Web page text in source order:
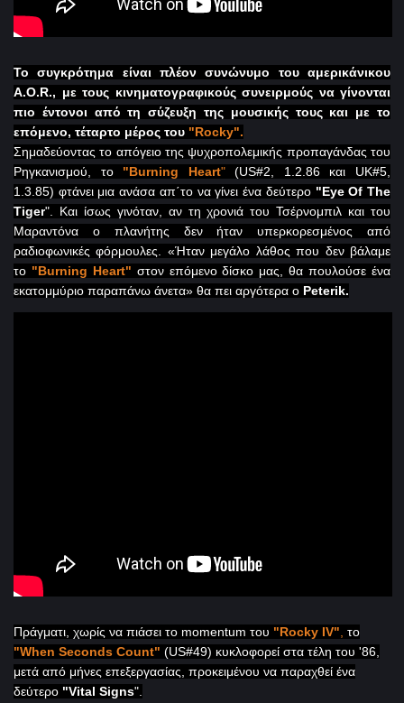
To
συγκρότημα είναι πλέον συνώνυμο του αμερικάνικου
A.O.R., με τους κινηματογραφικούς συνειρμούς να γίνονται
πιο έντονοι από τη σύζευξη της μουσικής τους και με το
επόμενο, τέταρτο μέρος του "Rocky".
Σημαδεύοντας το απόγειο της ψυχροπολεμικής προπαγάνδας του
Ρηγκανισμού, το "Burning Heart"(US#2, 1.2.86 και UK#5,
1.3.85) φτάνει μια ανάσα απ΄το να γίνει ένα δεύτερο "Eye Of The
Tiger". Και ίσως γινόταν, αν τη χρονιά του Τσέρνομπιλ και του
Μαραντόνα ο πλανήτης δεν ήταν υπερκορεσμένος από
ραδιοφωνικές φόρμουλες. «Ήταν μεγάλο λάθος που δεν βάλαμε
το "Burning Heart" στον επόμενο δίσκο μας, θα πουλούσε ένα
εκατομμύριο παραπάνω άνετα» θα πει αργότερα ο Peterik.
Πράγματι, χωρίς να πιάσει το momentum του "Rocky IV" το
"When Seconds Count" (US#49) κυκλοφορεί στα τέλη του '86,
μετά από μήνες επεξεργασίας, προκειμένου να παραχθεί ένα
δεύτερο "Vital Signs".